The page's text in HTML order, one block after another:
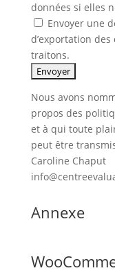
données si elles
Envoyer une
d’exportation
traitons.
Nous avons
propos des
et à qui toute
peut être
Caroline Chaput
Annexe